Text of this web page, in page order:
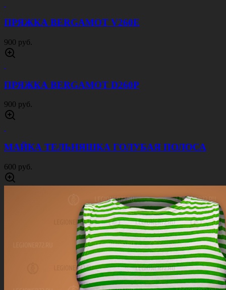
ПРЯЖКА BERGAMOT V260E
900 руб.
ПРЯЖКА BERGAMOT D260P
900 руб.
МАЙКА ТЕЛЬНЯШКА ГОЛУБАЯ ПОЛОСА
600 руб.